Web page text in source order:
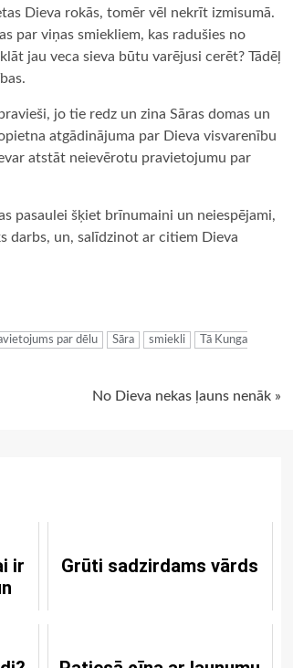
Dieva rokās, tomēr vēl nekrīt izmisumā.
par viņas smiekliem, kas radušies no
jau veca sieva būtu varējusi cerēt? Tādēļ
jo tie redz un zina Sāras domas un
atgādinājuma par Dieva visvarenību
atstāt neievērotu pravietojumu par
pasaulei šķiet brīnumaini un neiespējami,
darbs, un, salīdzinot ar citiem Dieva
par dēlu Sāra smiekli
Tā Kunga
No Dieva nekas ļauns nenāk »
ir
Grūti sadzirdams vārds